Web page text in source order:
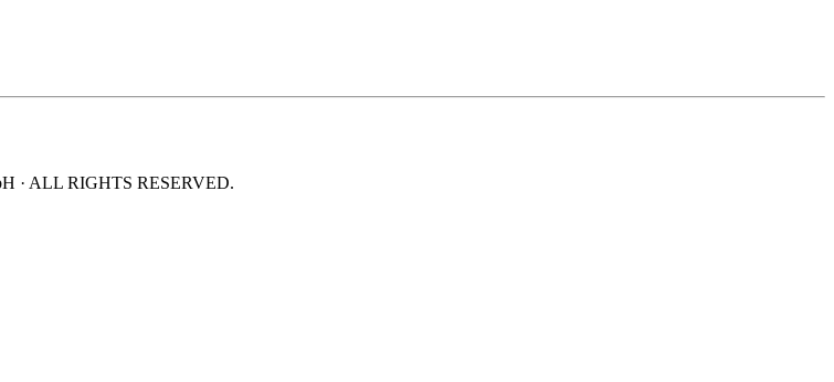
· ALL RIGHTS RESERVED.